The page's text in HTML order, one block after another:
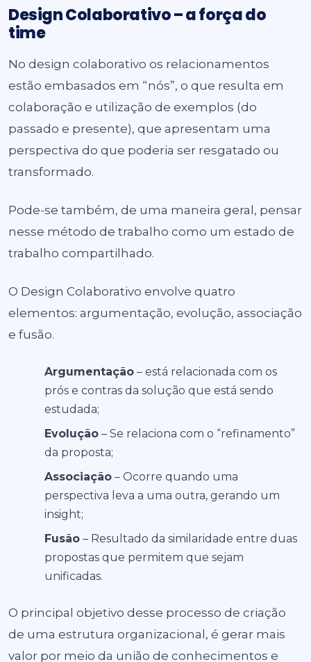
Design Colaborativo – a força do
time
No design colaborativo os relacionamentos
estão embasados em “nós”, o que resulta em
colaboração e utilização de exemplos (do
passado e presente), que apresentam uma
perspectiva do que poderia ser resgatado ou
transformado.
Pode-se também, de uma maneira geral, pensar
nesse método de trabalho como um estado de
trabalho compartilhado.
O Design Colaborativo envolve quatro
elementos: argumentação, evolução, associação
e fusão.
Argumentação – está relacionada com os
prós e contras da solução que está sendo
estudada;
Evolução – Se relaciona com o “refinamento”
da proposta;
Associação – Ocorre quando uma
perspectiva leva a uma outra, gerando um
insight;
Fusão – Resultado da similaridade entre duas
propostas que permitem que sejam
unificadas.
O principal objetivo desse processo de criação
de uma estrutura organizacional, é gerar mais
valor por meio da união de conhecimentos e